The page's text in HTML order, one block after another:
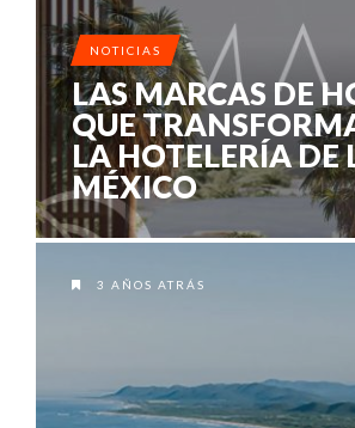
NOTICIAS
LAS MARCAS DE
QUE
LA HOTELERÍA DE
MÉXICO
3 AÑOS ATRÁS